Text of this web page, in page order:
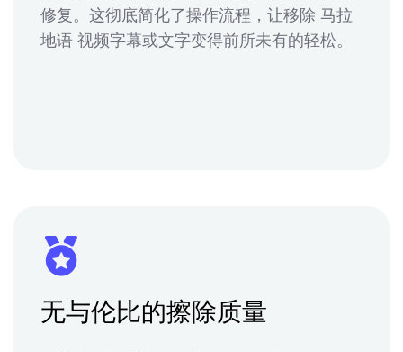
修复。这彻底简化了操作流程，让移除 马拉
地语 视频字幕或文字变得前所未有的轻松。
无与伦比的擦除质量